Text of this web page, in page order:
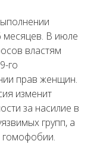
месяцев. В июле
властям
го
прав женщин.
изменит
за насилие в
групп, а